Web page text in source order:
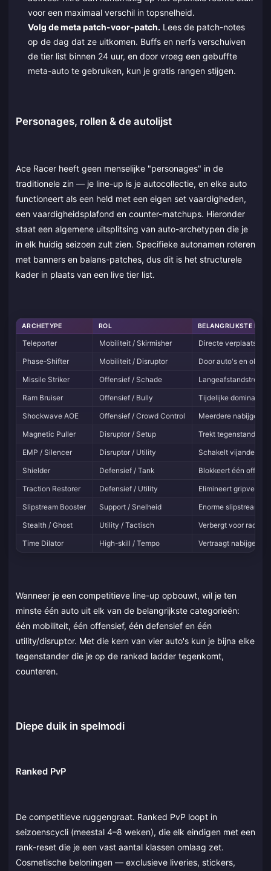
voor een maximaal verschil in topsnelheid.
Volg de meta patch-voor-patch. Lees de patch-notes
op de dag dat ze uitkomen. Buffs en nerfs verschuiven
de tier list binnen 24 uur, en door vroeg een gebuffte
meta-auto te gebruiken, kun je gratis rangen stijgen.
Personages, rollen & de autolijst
Ace Racer heeft geen menselijke "personages" in de
traditionele zin — je line-up is je autocollectie, en elke auto
functioneert als een held met een eigen set vaardigheden,
een vaardigheidsplafond en counter-matchups. Hieronder
staat een algemene uitsplitsing van auto-archetypen die je
in elk huidig seizoen zult zien. Specifieke autonamen roteren
met banners en balans-patches, dus dit is het structurele
kader in plaats van een live tier list.
ARCHETYPE ROL BELANGRIJKSTE
Teleporter Mobiliteit / Skirmisher
Directe verplaatsing
Phase-Shifter
Mobiliteit / Disruptor
Door auto's en
Missile Striker
Offensief / Schade
Ram Bruiser
Offensief / Bully
Tijdelijke dominantie
Shockwave AOE
Offensief / Crowd Control
Meerdere
Magnetic Puller
Disruptor / Setup
Trekt tegenstanders
EMP / Silencer
Disruptor / Utility
Schakelt vijandelijke
Shielder
Defensief / Tank
Blokkeert één
Traction Restorer
Defensief / Utility
Elimineert
Slipstream Booster
Support / Snelheid
Enorme slipstream-
Stealth / Ghost
Utility / Tactisch
Verbergt voor radar,
Time Dilator
High-skill / Tempo Vertraagt
Wanneer je een competitieve line-up opbouwt, wil je ten
minste één auto uit elk van de belangrijkste categorieën:
één mobiliteit, één offensief, één defensief en één
utility/disruptor. Met die kern van vier auto's kun je bijna elke
tegenstander die je op de ranked ladder tegenkomt,
counteren.
Diepe duik in spelmodi
Ranked PvP
De competitieve ruggengraat. Ranked PvP loopt in
seizoenscycli (meestal 4–8 weken), die elk eindigen met een
rank-reset die je een vast aantal klassen omlaag zet.
Cosmetische beloningen — exclusieve liveries, stickers,